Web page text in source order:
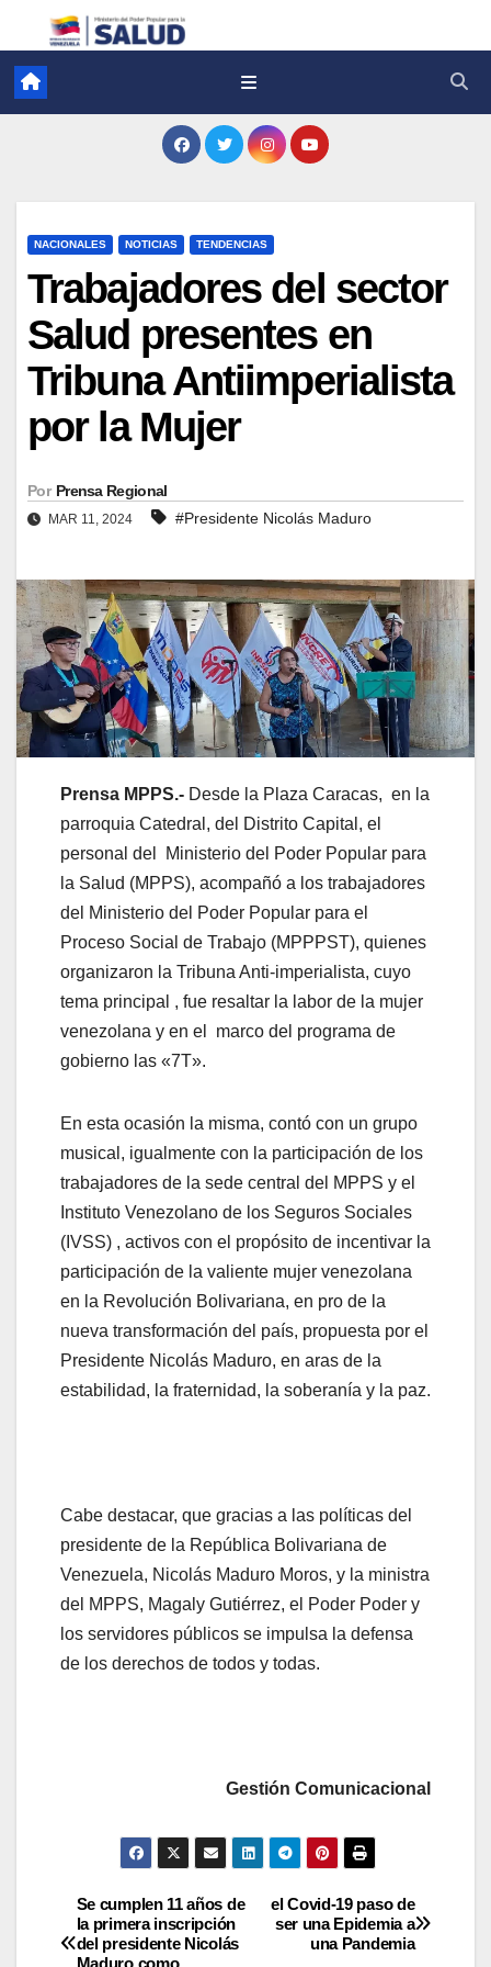
NACIONALES NOTICIAS TENDENCIAS
Trabajadores del sector
Salud presentes en
Tribuna Antiimperialista
por la Mujer
Por Prensa Regional
MAR 11, 2024 #Presidente Nicolás Maduro
Prensa MPPS.- Desde la Plaza Caracas, en la
parroquia Catedral, del Distrito Capital, el
personal del Ministerio del Poder Popular para
la Salud (MPPS), acompañó a los trabajadores
del Ministerio del Poder Popular para el
Proceso Social de Trabajo (MPPPST), quienes
organizaron la Tribuna Anti-imperialista, cuyo
tema principal , fue resaltar la labor de la mujer
venezolana y en el marco del programa de
gobierno las «7T».
En esta ocasión la misma, contó con un grupo
musical, igualmente con la participación de los
trabajadores de la sede central del MPPS y el
Instituto Venezolano de los Seguros Sociales
(IVSS) , activos con el propósito de incentivar la
participación de la valiente mujer venezolana
en la Revolución Bolivariana, en pro de la
nueva transformación del país, propuesta por el
Presidente Nicolás Maduro, en aras de la
estabilidad, la fraternidad, la soberanía y la paz.
Cabe destacar, que gracias a las políticas del
presidente de la República Bolivariana de
Venezuela, Nicolás Maduro Moros, y la ministra
del MPPS, Magaly Gutiérrez, el Poder Poder y
los servidores públicos se impulsa la defensa
de los derechos de todos y todas.
Gestión Comunicacional
el Covid-19 paso de
ser una Epidemia a
una Pandemia
Se cumplen 11 años de
la primera inscripción
del presidente Nicolás
Maduro como